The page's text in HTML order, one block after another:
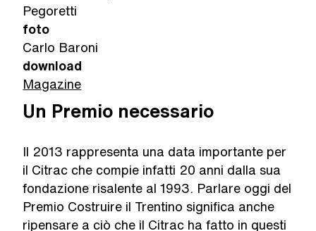
Pegoretti
foto
Carlo Baroni
download
Magazine
Un Premio necessario
Il 2013 rappresenta una data importante per
il Citrac che compie infatti 20 anni dalla sua
fondazione risalente al 1993. Parlare oggi del
Premio Costruire il Trentino significa anche
ripensare a ciò che il Citrac ha fatto in questi